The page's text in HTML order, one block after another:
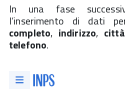
In una fase
l’inserimento di dati
completo, indirizzo, città
telefono.